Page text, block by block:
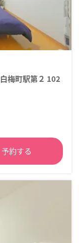
梅町駅第２ 102
予約する